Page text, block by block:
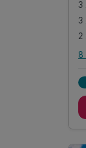
3
3
2
8